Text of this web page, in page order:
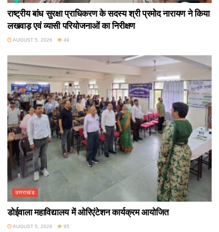
राष्ट्रीय बांध सुरक्षा प्राधिकरण के सदस्य श्री प्रमोद नारायण ने किया
लखवाड़ एवं व्यासी परियोजनाओं का निरीक्षण
AUGUST 5, 2026 49
उत्तराखंड
डोईवाला महाविद्यालय में ओरिएंटेशन कार्यक्रम आयोजित
AUGUST 5, 2026 95